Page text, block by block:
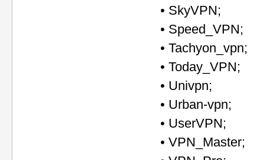
• SkyVPN;
• Speed_VPN;
• Tachyon_vpn;
• Today_VPN;
• Univpn;
• Urban-vpn;
• UserVPN;
• VPN_Master;